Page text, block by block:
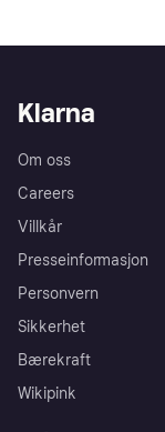
Klarna
Om oss
Careers
Villkår
Presseinformasjon
Personvern
Sikkerhet
Bærekraft
Wikipink